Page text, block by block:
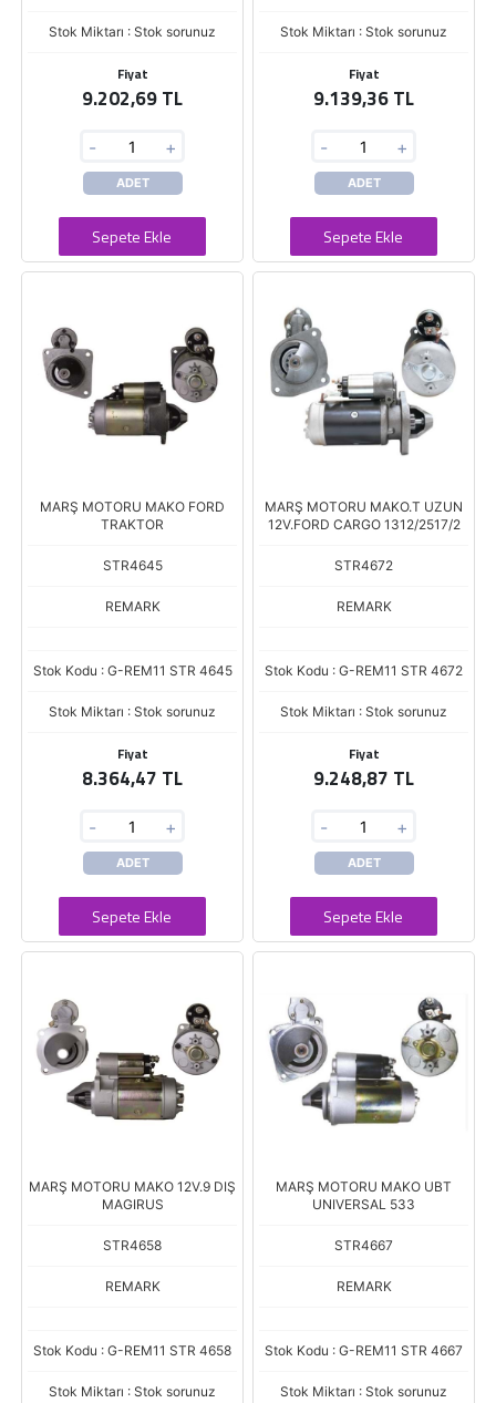
Stok Miktarı : Stok sorunuz
Fiyat
9.202,69 TL
- +
ADET
Sepete Ekle
Stok Miktarı : Stok sorunuz
Fiyat
9.139,36 TL
- +
ADET
Sepete Ekle
MARŞ MOTORU MAKO FORD
TRAKTOR
STR4645
REMARK
Stok Kodu : G-REM11 STR 4645
Stok Miktarı : Stok sorunuz
Fiyat
8.364,47 TL
- +
ADET
Sepete Ekle
MARŞ MOTORU MAKO.T UZUN
12V.FORD CARGO 1312/2517/2
STR4672
REMARK
Stok Kodu : G-REM11 STR 4672
Stok Miktarı : Stok sorunuz
Fiyat
9.248,87 TL
- +
ADET
Sepete Ekle
MARŞ MOTORU MAKO 12V.9 DIŞ
MAGIRUS
STR4658
REMARK
Stok Kodu : G-REM11 STR 4658
Stok Miktarı : Stok sorunuz
MARŞ MOTORU MAKO UBT
UNIVERSAL 533
STR4667
REMARK
Stok Kodu : G-REM11 STR 4667
Stok Miktarı : Stok sorunuz